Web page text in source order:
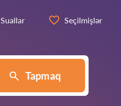
Suallar Seçilmişlər
Tapmaq